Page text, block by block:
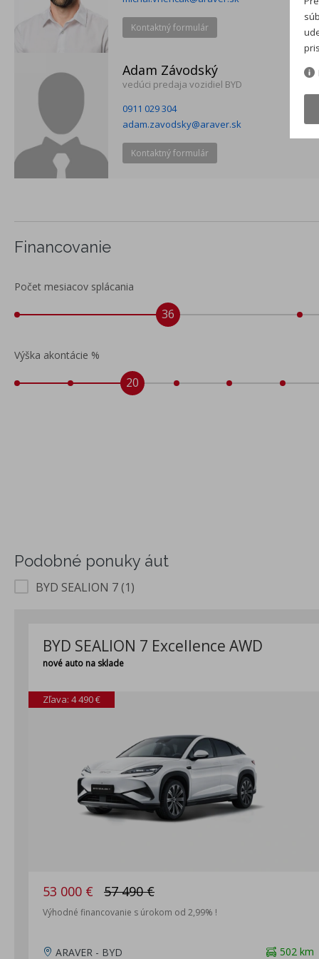
Kontaktný formulár
Adam Závodský
vedúci predaja vozidiel BYD
0911 029 304
adam.zavodsky@araver.sk
Kontaktný formulár
Financovanie
Počet mesiacov splácania
36
Výška akontácie %
20
Podobné ponuky áut
BYD SEALION 7 (1)
BYD SEALION 7 Excellence AWD
nové auto na sklade
Zľava: 4 490 €
53 000 € 57 490 €
Výhodné financovanie s úrokom od 2,99% !
502 km
ARAVER - BYD